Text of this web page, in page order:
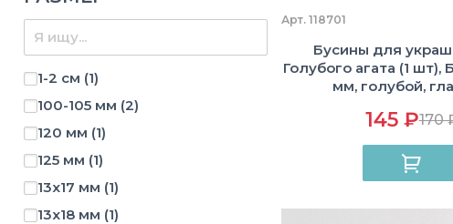
1-2 см (1)
100-105 мм (2)
120 мм (1)
125 мм (1)
13х17 мм (1)
13х18 мм (1)
Арт. 118701
Бусины для
Голубого агата (1 шт),
мм, голубой,
145 ₽170